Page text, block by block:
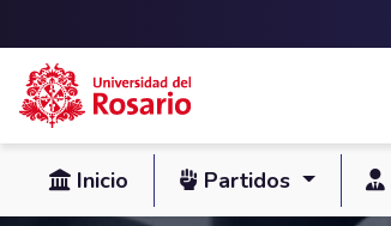
Pasar al contenido principal
Inicio Partidos